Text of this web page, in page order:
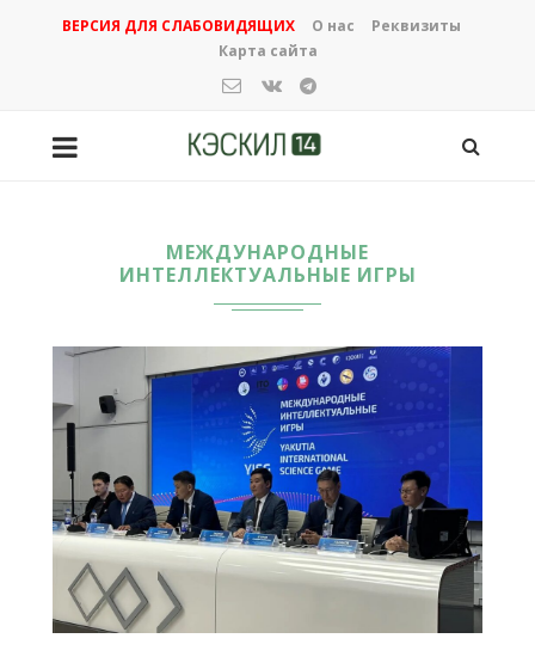
ВЕРСИЯ ДЛЯ СЛАБОВИДЯЩИХ О нас
Реквизиты
Карта сайта
МЕЖДУНАРОДНЫЕ
ИНТЕЛЛЕКТУАЛЬНЫЕ ИГРЫ